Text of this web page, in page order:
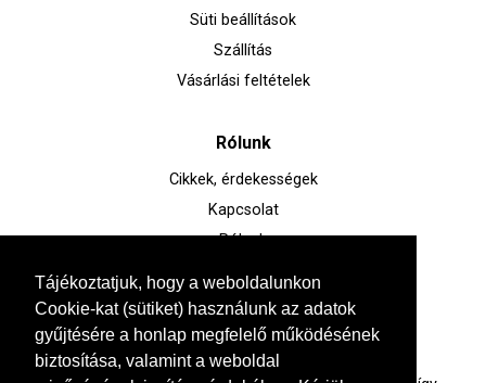
Tájékoztatjuk, hogy a weboldalunkon
Cookie-kat (sütiket) használunk az adatok
gyűjtésére a honlap megfelelő működésének
biztosítása, valamint a weboldal
Süti beállítások
Szállítás
Vásárlási feltételek
Rólunk
Cikkek, érdekességek
Kapcsolat
Rólunk
Kérdésed van?
+36 30 285 0905